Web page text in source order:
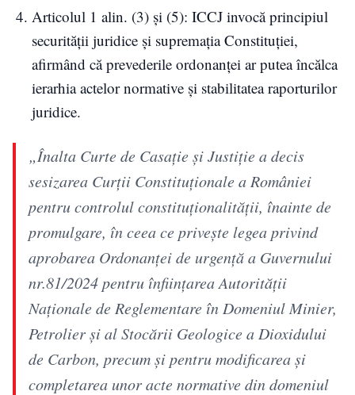
Articolul 1 alin. (3) și (5): ICCJ invocă principiul
securității juridice și supremația Constituției,
afirmând că prevederile ordonanței ar putea încălca
ierarhia actelor normative și stabilitatea raporturilor
juridice.
„Înalta Curte de Casaţie şi Justiţie a decis
sesizarea Curţii Constituţionale a României
pentru controlul constituţionalităţii, înainte de
promulgare, în ceea ce priveşte legea privind
aprobarea Ordonanţei de urgenţă a Guvernului
nr.81/2024 pentru înfiinţarea Autorităţii
Naţionale de Reglementare în Domeniul Minier,
Petrolier şi al Stocării Geologice a Dioxidului
de Carbon, precum şi pentru modificarea şi
completarea unor acte normative din domeniul